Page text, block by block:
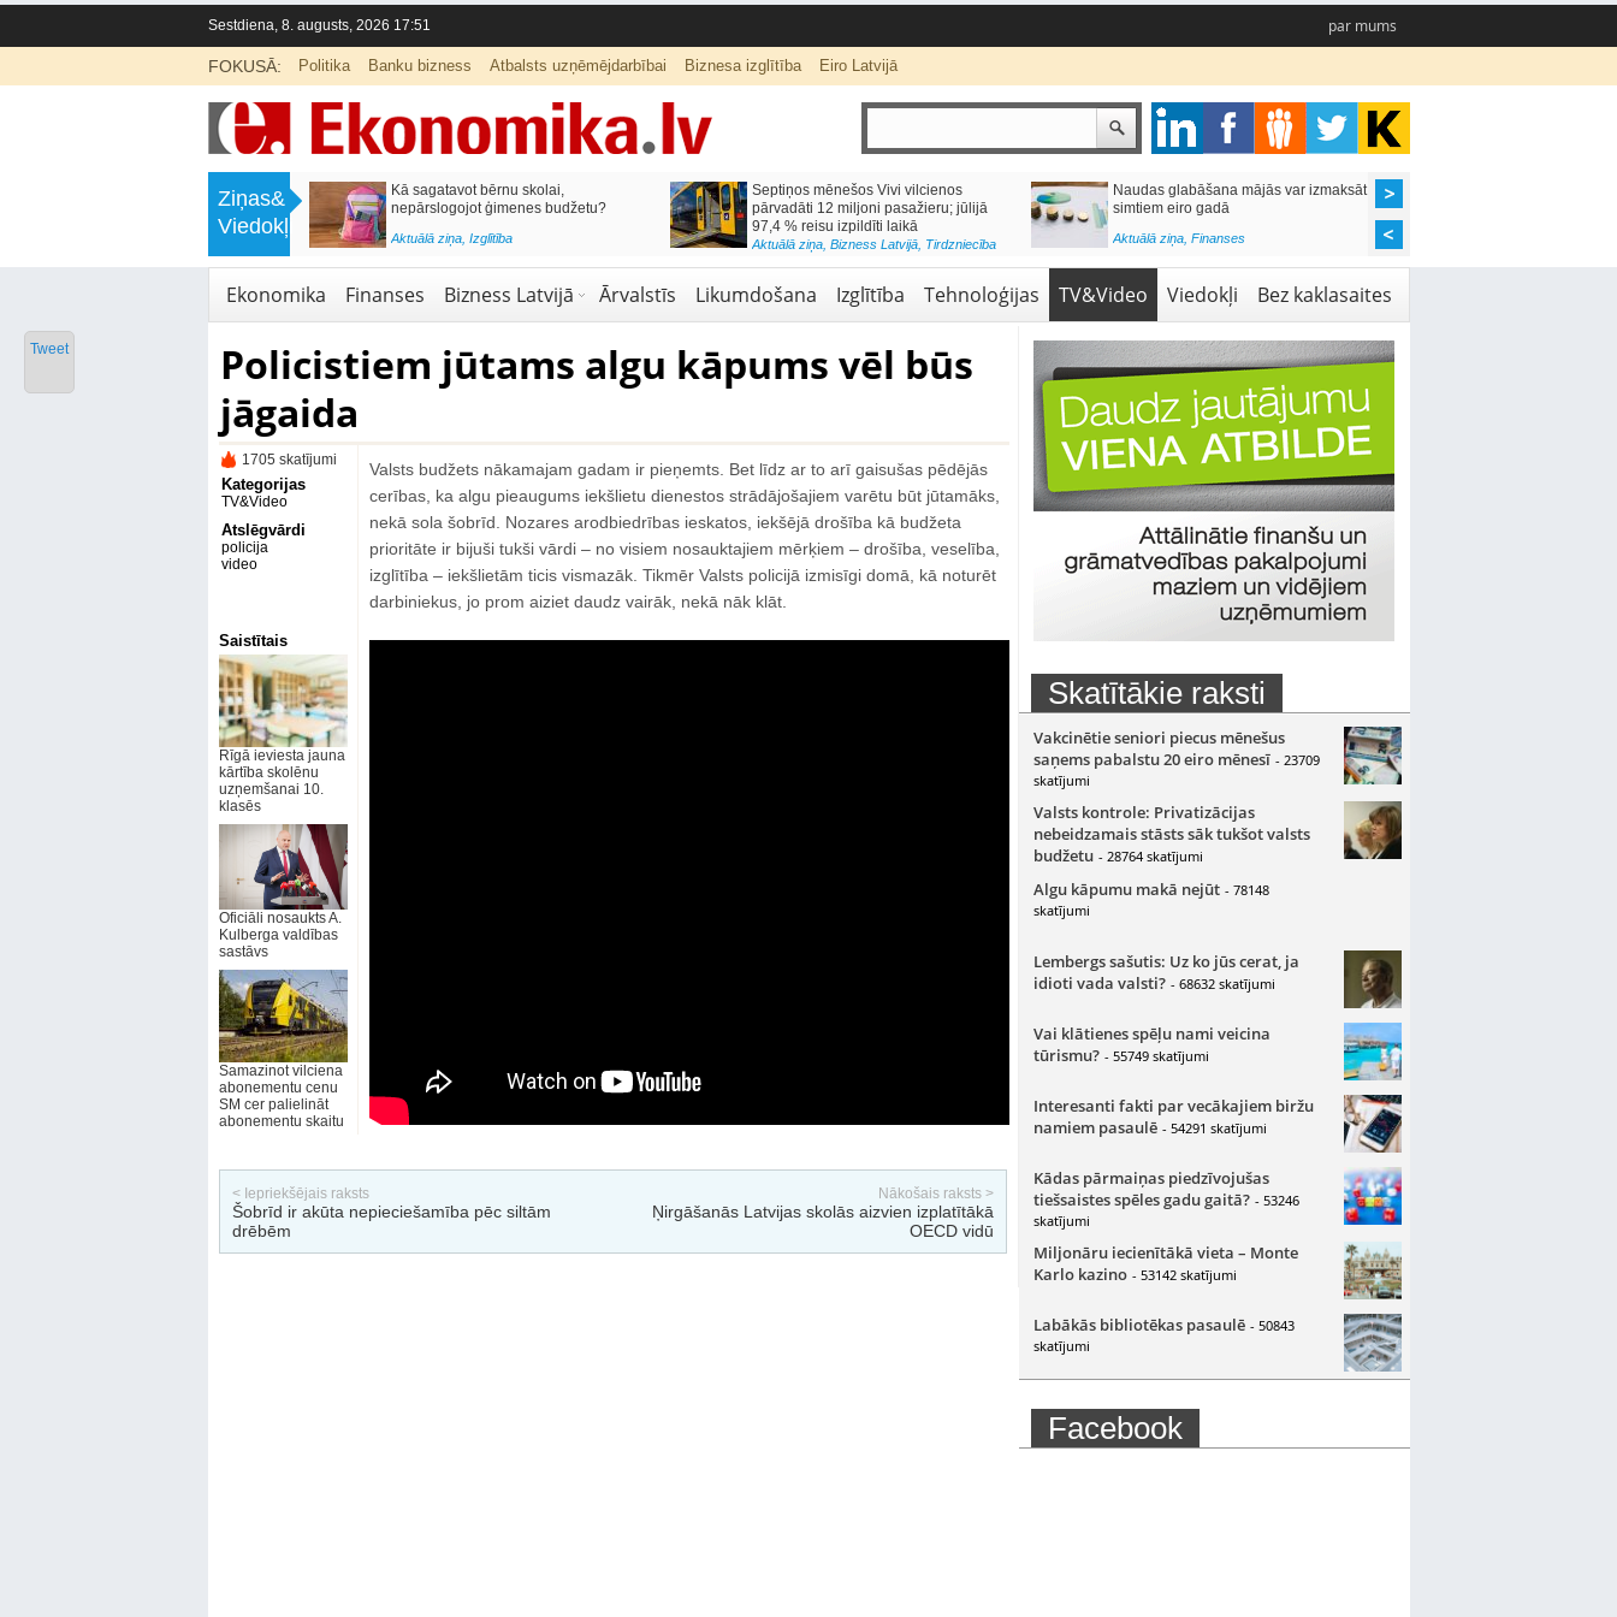
Sestdiena, 8. augusts, 2026 17:51 par mums
FOKUSĀ: Politika Banku bizness Atbalsts uzņēmējdarbībai Biznesa izglītība Eiro Latvijā
Ziņas&
Viedokļi
Labklājības ministrija rosina reformēt
un būtiski uzlabot vecāku pabalstu
Kā sagatavot bērnu skolai,
nepārslogojot ģimenes budžetu?
Aktuālā ziņa, Izglītība
Septiņos mēnešos Vivi vilcienos
pārvadāti 12 miljoni pasažieru; jūlijā
97,4 % reisu izpildīti laikā
Aktuālā ziņa, Bizness Latvijā, Tirdzniecība
Naudas glabāšana mājās var izmaksāt
simtiem eiro gadā
Aktuālā ziņa, Finanses
Ekonomika Finanses Bizness Latvijā Ārvalstīs Likumdošana Izglītība Tehnoloģijas TV&Video Viedokļi Bez kaklasaites
Policistiem jūtams algu kāpums vēl būs
jāgaida
1705 skatījumi
Kategorijas
TV&Video
Atslēgvārdi
policija
video
Saistītais
Rīgā ieviesta jauna
kārtība skolēnu
uzņemšanai 10.
klasēs
Oficiāli nosaukts A.
Kulberga valdības
sastāvs
Samazinot vilciena
abonementu cenu
SM cer palielināt
abonementu skaitu
Valsts budžets nākamajam gadam ir pieņemts. Bet līdz ar to arī gaisušas pēdējās
cerības, ka algu pieaugums iekšlietu dienestos strādājošajiem varētu būt jūtamāks,
nekā sola šobrīd. Nozares arodbiedrības ieskatos, iekšējā drošība kā budžeta
prioritāte ir bijuši tukši vārdi – no visiem nosauktajiem mērķiem – drošība, veselība,
izglītība – iekšlietām ticis vismazāk. Tikmēr Valsts policijā izmisīgi domā, kā noturēt
darbiniekus, jo prom aiziet daudz vairāk, nekā nāk klāt.
< Iepriekšējais raksts
Šobrīd ir akūta nepieciešamība pēc siltām
drēbēm
Nākošais raksts >
Ņirgāšanās Latvijas skolās aizvien izplatītākā
OECD vidū
Skatītākie raksti
Vakcinētie seniori piecus mēnešus
saņems pabalstu 20 eiro mēnesī - 23709
skatījumi
Valsts kontrole: Privatizācijas
nebeidzamais stāsts sāk tukšot valsts
budžetu - 28764 skatījumi
Algu kāpumu makā nejūt - 78148
skatījumi
Lembergs sašutis: Uz ko jūs cerat, ja
idioti vada valsti? - 68632 skatījumi
Vai klātienes spēļu nami veicina
tūrismu? - 55749 skatījumi
Interesanti fakti par vecākajiem biržu
namiem pasaulē - 54291 skatījumi
Kādas pārmaiņas piedzīvojušas
tiešsaistes spēles gadu gaitā? - 53246
skatījumi
Miljonāru iecienītākā vieta – Monte
Karlo kazino - 53142 skatījumi
Labākās bibliotēkas pasaulē - 50843
skatījumi
Facebook
Tweet